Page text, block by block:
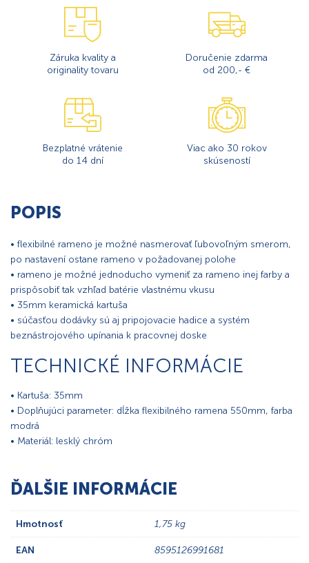
Záruka kvality a
originality tovaru
Doručenie zdarma
od 200,- €
Bezplatné vrátenie
do 14 dní
Viac ako 30 rokov
skúseností
POPIS
• flexibilné rameno je možné nasmerovať ľubovoľným smerom,
po nastavení ostane rameno v požadovanej polohe
• rameno je možné jednoducho vymeniť za rameno inej farby a
prispôsobiť tak vzhľad batérie vlastnému vkusu
• 35mm keramická kartuša
• súčasťou dodávky sú aj pripojovacie hadice a systém
beznástrojového upínania k pracovnej doske
TECHNICKÉ INFORMÁCIE
• Kartuša: 35mm
• Doplňujúci parameter: dĺžka flexibilného ramena 550mm, farba
modrá
• Materiál: lesklý chróm
ĎALŠIE INFORMÁCIE
Hmotnosť 1,75 kg
EAN 8595126991681